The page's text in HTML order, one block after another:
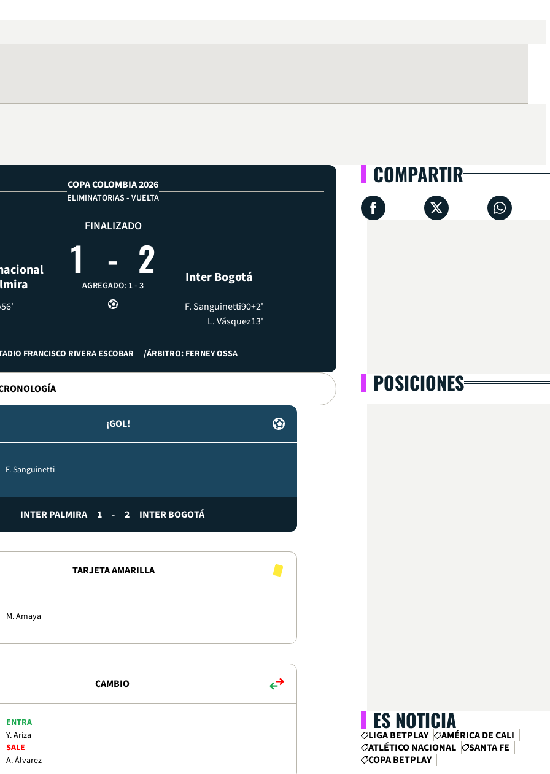
COPA COLOMBIA 2026
ELIMINATORIAS - VUELTA
FINALIZADO
1 - 2
AGREGADO: 1- 3 Inter Bogotá
56' F. Sanguinetti90+2'
L. Vásquez13'
FRANCISCO RIVERA ESCOBAR ÁRBITRO: FERNEY OSSA
¡GOL!
F. Sanguinetti
INTER PALMIRA 1 - 2 INTER BOGOTÁ
TARJETA AMARILLA
M. Amaya
CAMBIO
ENTRA
Y. Ariza
SALE
A. Álvarez
COMPARTIR
POSICIONES
ES NOTICIA
LIGA BETPLAY
AMÉRICA DE CALI
ATLÉTICO NACIONAL
SANTA FE
COPA BETPLAY